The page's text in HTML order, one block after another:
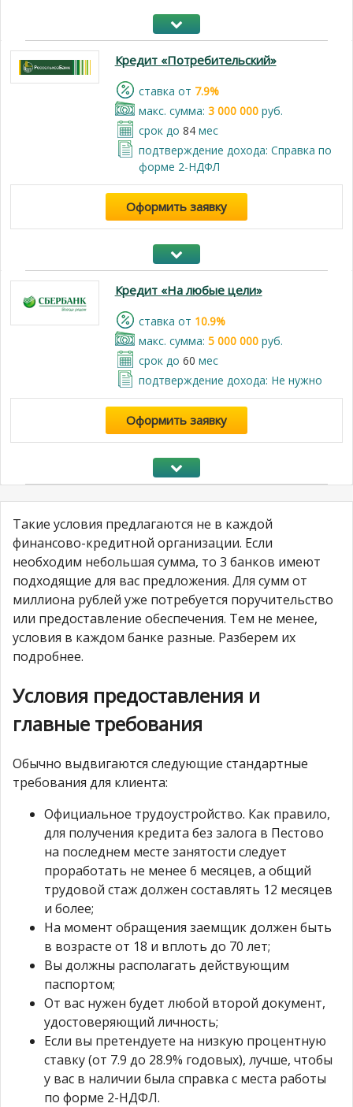
Кредит «Потребительский»
cтавка от 7.9%
макс. сумма: 3 000 000руб.
срок до 84мес
подтверждение дохода: Справка по
форме 2-НДФЛ
Оформить заявку
Кредит «На любые цели»
cтавка от 10.9%
макс. сумма: 5 000 000руб.
срок до 60 мес
подтверждение дохода: Не нужно
Оформить заявку
Такие условия предлагаются не в каждой
финансово-кредитной организации. Если
необходим небольшая сумма, то 3 банков имеют
подходящие для вас предложения. Для сумм от
миллиона рублей уже потребуется поручительство
или предоставление обеспечения. Тем не менее,
условия в каждом банке разные. Разберем их
подробнее.
Условия предоставления и
главные требования
Обычно выдвигаются следующие стандартные
требования для клиента:
Официальное трудоустройство. Как правило,
для получения кредита без залога в Пестово
на последнем месте занятости следует
проработать не менее 6 месяцев, а общий
трудовой стаж должен составлять 12 месяцев
и более;
На момент обращения заемщик должен быть
в возрасте от 18 и вплоть до 70 лет;
Вы должны располагать действующим
паспортом;
От вас нужен будет любой второй документ,
удостоверяющий личность;
Если вы претендуете на низкую процентную
ставку (от 7.9 до 28.9% годовых), лучше, чтобы
у вас в наличии была справка с места работы
по форме 2-НДФЛ.